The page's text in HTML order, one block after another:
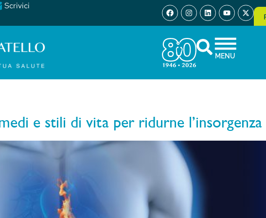
Scrivici
MENU
e stili di vita per ridurne l’insorgenza